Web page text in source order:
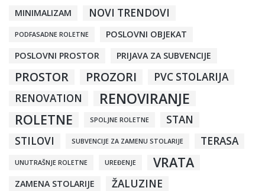
MINIMALIZAM NOVI TRENDOVI
PODFASADNE ROLETNE
POSLOVNI OBJEKAT
POSLOVNI PROSTOR
PRIJAVA ZA SUBVENCIJE
PROSTOR PROZORI
PVC STOLARIJA
RENOVATION
RENOVIRANJE
ROLETNE SPOLJNE ROLETNE
STAN
STILOVI
SUBVENCIJE ZA ZAMENU STOLARIJE TERASA
UNUTRAŠNJE ROLETNE UREĐENJE VRATA
ZAMENA STOLARIJE ŽALUZINE